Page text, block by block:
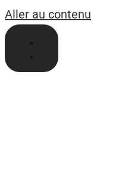
Aller au contenu